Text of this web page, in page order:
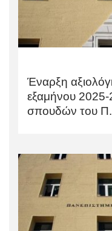
Έναρξη
εξαμήνου
σπουδών του